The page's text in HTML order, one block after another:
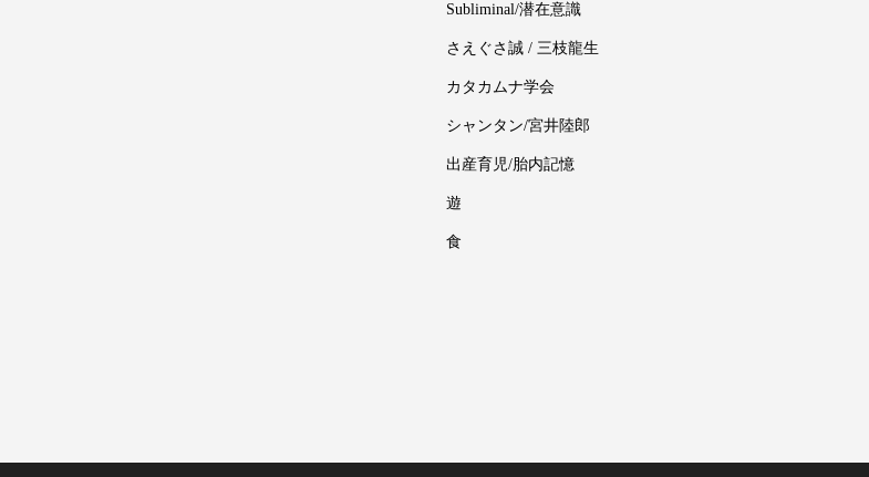
Subliminal/潜在意識
さえぐさ誠 / 三枝龍生
カタカムナ学会
シャンタン/宮井陸郎
出産育児/胎内記憶
遊
食